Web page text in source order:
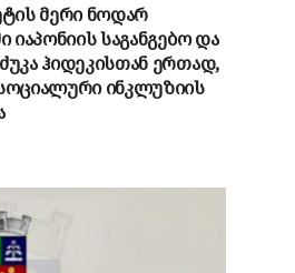
მერი ნოდარ
საგანგებო და
ჰიდეკისთან ერთად,
ინკლუზიის